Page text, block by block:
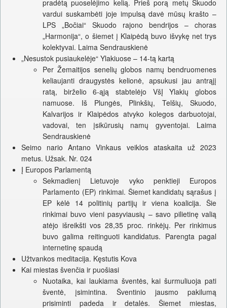
pradėtą puoselėjimo kelią. Prieš porą metų Skuodo
vardui suskambėti joje impulsą davė mūsų krašto –
LPS „Bočiai“ Skuodo rajono bendrijos – choras
„Harmonija“, o šiemet į Klaipėdą buvo išvykę net trys
kolektyvai. Laima Sendrauskienė
„Nesustok pusiaukelėje“ Ylakiuose – 14-tą kartą
Per Žemaitijos senelių globos namų bendruomenes
keliaujanti draugystės kelionė, apsukusi jau antrąjį
ratą, birželio 6-ąją stabtelėjo VšĮ Ylakių globos
namuose. Iš Plungės, Plinkšių, Telšių, Skuodo,
Kalvarijos ir Klaipėdos atvyko kolegos darbuotojai,
vadovai, ten įsikūrusių namų gyventojai. Laima
Sendrauskienė
Seimo nario Antano Vinkaus veiklos ataskaita už 2023
metus. Užsak. Nr. 024
Į Europos Parlamentą
Sekmadienį Lietuvoje vyko penktieji Europos
Parlamento (EP) rinkimai. Šiemet kandidatų sąrašus į
EP kėlė 14 politinių partijų ir viena koalicija. Šie
rinkimai buvo vieni pasyviausių – savo pilietinę valią
atėjo išreikšti vos 28,35 proc. rinkėjų. Per rinkimus
buvo galima reitinguoti kandidatus. Parengta pagal
internetinę spaudą
Užtvankos meditacija. Kęstutis Kova
Kai miestas švenčia ir puošiasi
Nuotaika, kai laukiama šventės, kai šurmuliuoja pati
šventė, įsimintina. Šventinio jausmo pakilumą
prisiminti padeda ir detalės. Šiemet miestas,